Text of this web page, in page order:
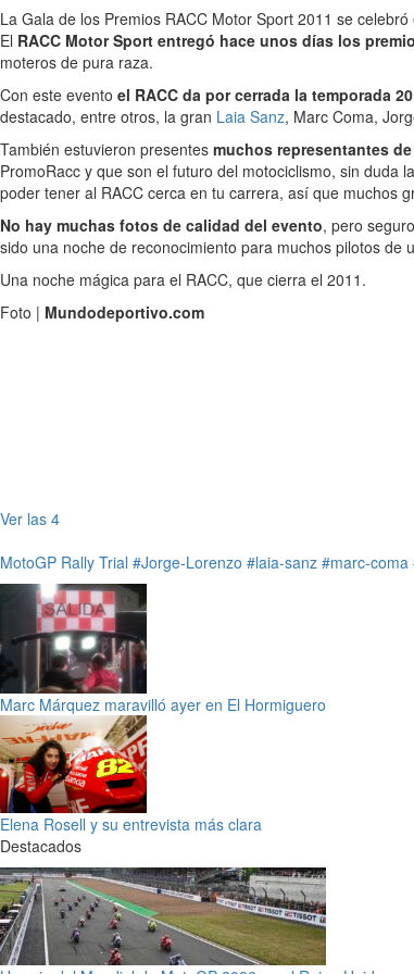
La Gala de los Premios RACC Motor Sport 2011 se
El RACC Motor Sport entregó hace unos días los
moteros de pura raza.
Con este evento el RACC da por cerrada la temporada
destacado, entre otros, la gran Laia Sanz, Marc Coma,
También estuvieron presentes muchos representantes
PromoRacc y que son el futuro del motociclismo, sin duda
poder tener al RACC cerca en tu carrera, así que muchos
No hay muchas fotos de calidad del evento, pero
sido una noche de reconocimiento para muchos pilotos de
Una noche mágica para el RACC, que cierra el 2011.
Foto | Mundodeportivo.com
Ver las 4
MotoGP Rally Trial #Jorge-Lorenzo #laia-sanz #marc-coma
Marc Márquez maravilló ayer en El Hormiguero
Elena Rosell y su entrevista más clara
Destacados